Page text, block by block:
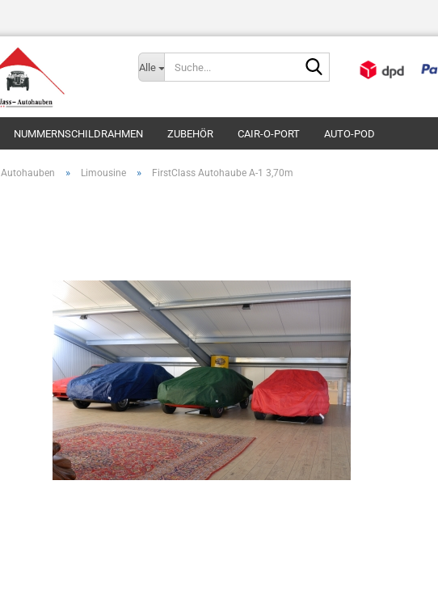
Alle
NUMMERNSCHILDRAHMEN ZUBEHÖR CAIR-O-PORT AUTO-POD
Autohauben » Limousine » FirstClass Autohaube A-1 3,70m